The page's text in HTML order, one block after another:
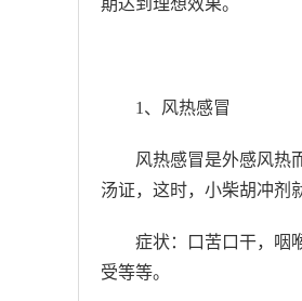
期达到理想效果。
1、风热感冒
风热感冒是外感风热
汤证，这时，小柴胡冲剂
症状：口苦口干，咽
受等等。